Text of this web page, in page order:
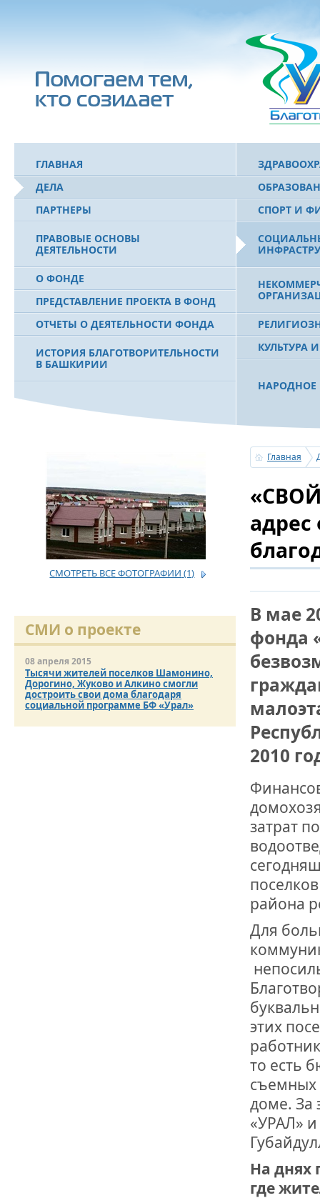
ГЛАВНАЯ
ДЕЛА
ПАРТНЕРЫ
ПРАВОВЫЕ ОСНОВЫ
ДЕЯТЕЛЬНОСТИ
О ФОНДЕ
ПРЕДСТАВЛЕНИЕ ПРОЕКТА В ФОНД
ОТЧЕТЫ О ДЕЯТЕЛЬНОСТИ ФОНДА
ИСТОРИЯ БЛАГОТВОРИТЕЛЬНОСТИ
В БАШКИРИИ
МУРТАЗЕ РАХИМОВЕ
СПОРТ И
КУЛЬТУРА
НАРОДНОЕ
С
«УРАЛ»
ОГОНЬ -
ПОЖАРОВ
ДРУЖБА НЕ
ВСТРЕЧА
В ДОМЕ
ВНОВЬ О
ДВА
ДО
ЮСУПОВА
ЛЮБОЙ
ИНТЕРВЬЮ
«ВЕТЕРАН
МЕМОРИАЛ
РОССИИ
СМОТРЕТЬ ВСЕ ФОТОГРАФИИ (1)
СМИ о проекте
08 апреля 2015
Тысячи жителей поселков Шамонино,
Дорогино, Жуково и Алкино смогли
достроить свои дома благодаря
социальной программе БФ «Урал»
Главная
В мае
фонда
2010
затрат
района
Для
этих
то есть
съемных
доме. За
«УРАЛ»
На днях
где